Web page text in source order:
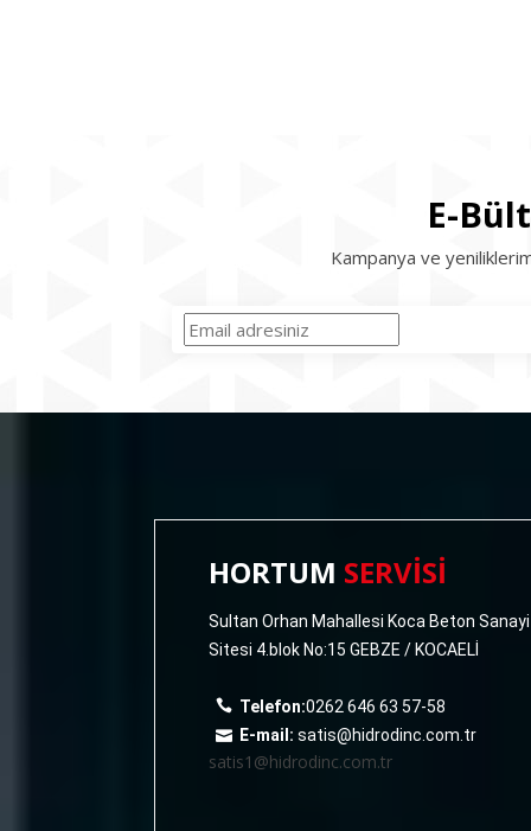
E-
Kampanya ve
HORTUM SERVİSİ
Sultan Orhan Mahallesi Koca Beton Sanayi
Sitesi 4.blok No:15 GEBZE / KOCAELİ
Telefon:0262 646 63 57-58
E-mail: satis@hidrodinc.com.tr
satis1@hidrodinc.com.tr